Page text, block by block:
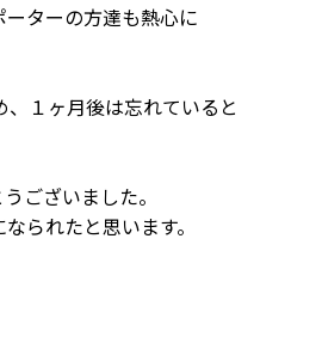
ターの方達も熱心に
１ヶ月後は忘れていると
ございました。
られたと思います。